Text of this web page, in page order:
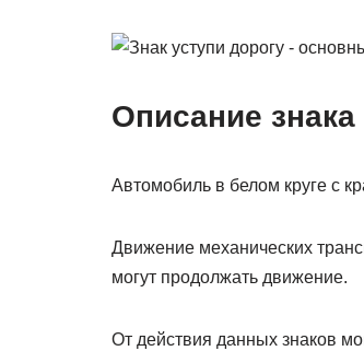
Описание знака
Автомобиль в белом круге с
Движение механических
могут продолжать движение.
От действия данных знаков